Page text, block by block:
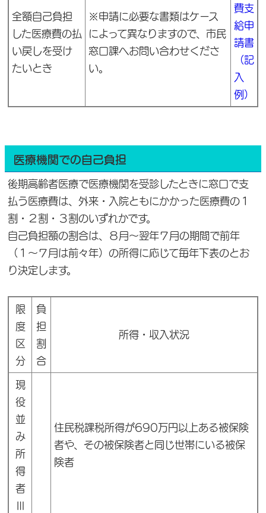
全額自己負担
した医療費の払
い戻しを受け
たいとき
※申請に必要な書類はケース
によって異なりますので、市民
窓口課へお問い合わせくださ
い。
費支
給申
請書
（記
入
例）
医療機関での自己負担
後期高齢者医療で医療機関を受診したときに窓口で支
払う医療費は、外来・入院ともにかかった医療費の１
割・２割・３割のいずれかです。
自己負担額の割合は、８月～翌年７月の期間で前年
（１～７月は前々年）の所得に応じて毎年下表のとお
り決定します。
限
度
区
分
負
担
割
合
所得・収入状況
現
役
並
み
所
得
者
住民税課税所得が690万円以上ある被保険
者や、その被保険者と同じ世帯にいる被保
険者